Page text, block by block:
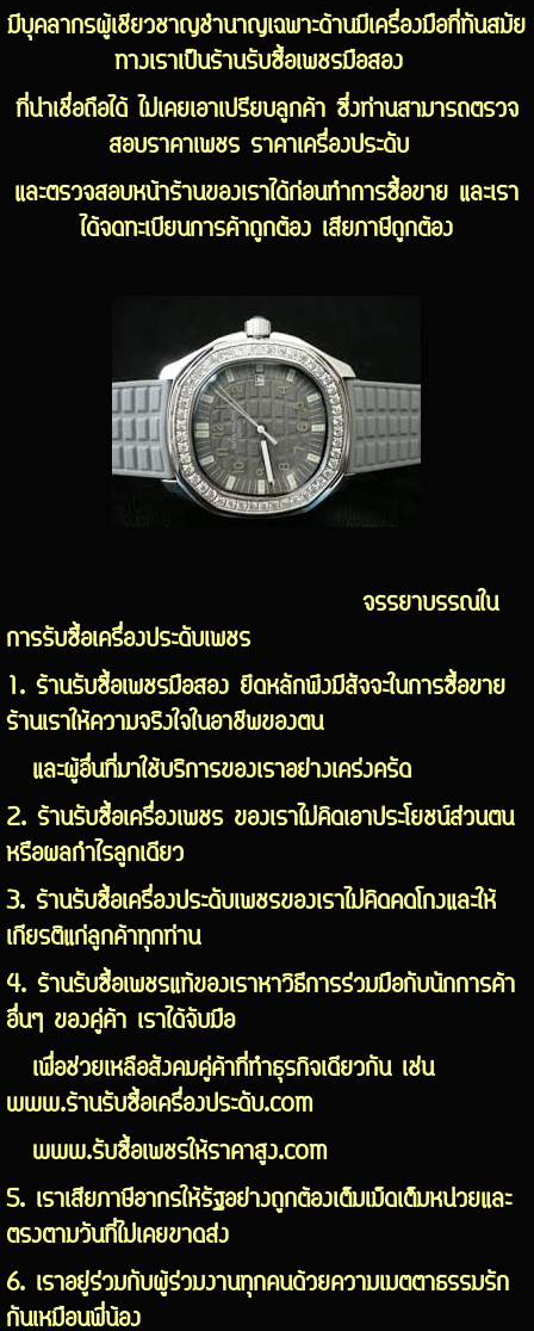
มีบุคลากรผู้เชียวชาญชำนาญเฉพาะด้านมีเครื่องมือที่ทันสมัย
ทางเราเป็นร้านรับซื้อเพชรมือสอง
ที่น่าเชื่อถือได้ ไม่เคยเอาเปรียบลูกค้า ซึ่งท่านสามารถตรวจ
สอบราคาเพชร ราคาเครื่องประดับ
และตรวจสอบหน้าร้านของเราได้ก่อนทำการซื้อขาย และเรา
ได้จดทะเบียนการค้าถูกต้อง เสียภาษีถูกต้อง
จรรยาบรรณใน
การรับซื้อเครื่องประดับเพชร
1. ร้านรับซื้อเพชรมือสอง ยึดหลักพึงมีสัจจะในการซื้อขาย
ร้านเราให้ความจริงใจในอาชีพของตน
และผู้อื่นที่มาใช้บริการของเราอย่างเคร่งครัด
2. ร้านรับซื้อเครื่องเพชร ของเราไม่คิดเอาประโยชน์ส่วนตน
หรือผลกำไรลูกเดียว
3. ร้านรับซื้อเครื่องประดับเพชรของเราไม่คิดคดโกงและให้
เกียรติแก่ลูกค้าทุกท่าน
4. ร้านรับซื้อเพชรแท้ของเราหาวิธีการร่วมมือกับนักการค้า
อื่นๆ ของคู่ค้า เราได้จับมือ
เพื่อช่วยเหลือสังคมคู่ค้าที่ทำธุรกิจเดียวกัน เช่น
www.ร้านรับซื้อเครื่องประดับ.com
www.รับซื้อเพชรให้ราคาสูง.com
5. เราเสียภาษีอากรให้รัฐอย่างถูกต้องเต็มเม็ดเต็มหน่วยและ
ตรงตามวันที่ไม่เคยขาดส่ง
6. เราอยู่ร่วมกับผู้ร่วมงานทุกคนด้วยความเมตตาธรรมรัก
กันเหมือนพี่น้อง